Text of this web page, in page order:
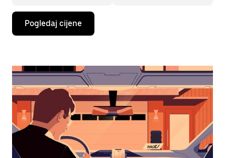
Pritisni
tipku
sa
za
s
kalendarom
odaberi
datum.
Pritisni
tipku
escape
Pogledaj cijene